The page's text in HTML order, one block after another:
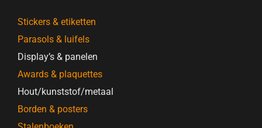
Stickers & etiketten
Parasols & luifels
Display’s & panelen
Awards & plaquettes
Hout/kunststof/metaal
Borden & posters